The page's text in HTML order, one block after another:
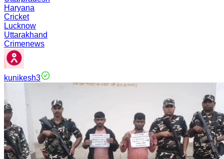
Haryana
Cricket
Lucknow
Uttarakhand
Crimenews
kunikesh3